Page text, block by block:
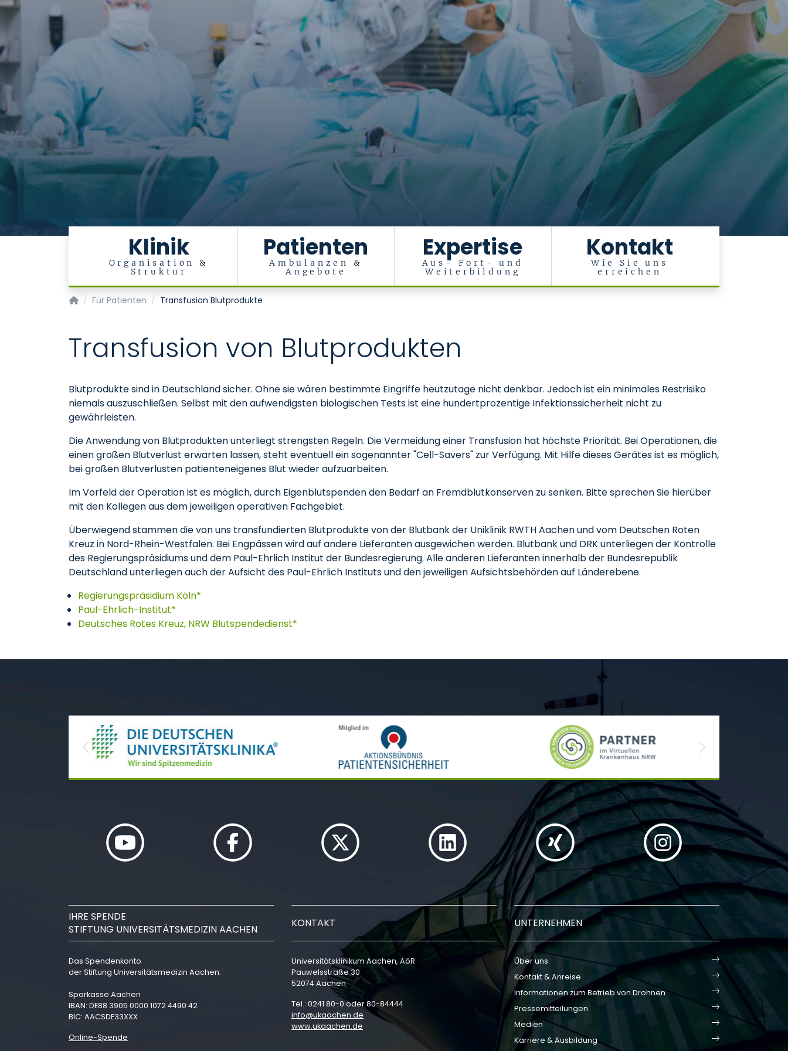
Klinik
Organisation &
Struktur
Patienten
Ambulanzen &
Angebote
Expertise
Aus- Fort- und
Weiterbildung
Kontakt
Wie Sie uns
erreichen
Klinik für Anästhesiologie - KOPIE
Für Patienten Transfusion Blutprodukte
Transfusion von Blutprodukten
Blutprodukte sind in Deutschland sicher. Ohne sie wären bestimmte Eingriffe heutzutage nicht denkbar. Jedoch ist ein minimales Restrisiko
niemals auszuschließen. Selbst mit den aufwendigsten biologischen Tests ist eine hundertprozentige Infektionssicherheit nicht zu
gewährleisten.
Die Anwendung von Blutprodukten unterliegt strengsten Regeln. Die Vermeidung einer Transfusion hat höchste Priorität. Bei Operationen, die
einen großen Blutverlust erwarten lassen, steht eventuell ein sogenannter "Cell-Savers" zur Verfügung. Mit Hilfe dieses Gerätes ist es möglich,
bei großen Blutverlusten patienteneigenes Blut wieder aufzuarbeiten.
Im Vorfeld der Operation ist es möglich, durch Eigenblutspenden den Bedarf an Fremdblutkonserven zu senken. Bitte sprechen Sie hierüber
mit den Kollegen aus dem jeweiligen operativen Fachgebiet.
Überwiegend stammen die von uns transfundierten Blutprodukte von der Blutbank der Uniklinik RWTH Aachen und vom Deutschen Roten
Kreuz in Nord-Rhein-Westfalen. Bei Engpässen wird auf andere Lieferanten ausgewichen werden. Blutbank und DRK unterliegen der Kontrolle
des Regierungspräsidiums und dem Paul-Ehrlich Institut der Bundesregierung. Alle anderen Lieferanten innerhalb der Bundesrepublik
Deutschland unterliegen auch der Aufsicht des Paul-Ehrlich Instituts und den jeweiligen Aufsichtsbehörden auf Länderebene.
Regierungspräsidium Köln*
Paul-Ehrlich-Institut*
Deutsches Rotes Kreuz, NRW Blutspendedienst*
Previous Next
IHRE SPENDE
STIFTUNG UNIVERSITÄTSMEDIZIN AACHEN
Das Spendenkonto
der Stiftung Universitätsmedizin Aachen:
Sparkasse Aachen
IBAN: DE88 3905 0000 1072 4490 42
BIC: AACSDE33XXX
Online-Spende
KONTAKT
Universitätsklinikum Aachen, AöR
Pauwelsstraße 30
52074 Aachen
Tel.: 0241 80-0 oder 80-84444
info
ukaachen de
www.ukaachen.de
UNTERNEHMEN
Über uns
Kontakt & Anreise
Informationen zum Betrieb von Drohnen
Pressemitteilungen
Medien
Karriere & Ausbildung